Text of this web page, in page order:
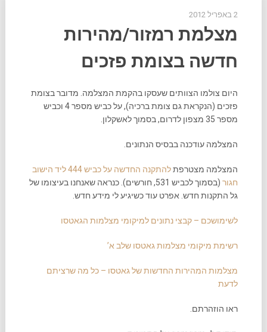
2 באפריל 2012
מצלמת רמזור/מהירות
חדשה בצומת פזכים
היום צולמו הצוותים שעסקו בהקמת המצלמה. מדובר בצומת
פזכים (הנקראת גם צומת ברכיה), על כביש מספר 4 וכביש
מספר 35 מצפון לדרום, בסמוך לאשקלון.
המצלמה עודכנה בבסיס הנתונים.
המצלמה מצטרפת
להתקנה החדשה על כביש 444 ליד הישוב
חגור
(בסמוך לכביש 531, חורשים). כנראה שאנחנו בעיצומו של
גל התקנות חדש. אפרט עוד כשיגיע לי מידע חדש.
לשימושכם – קבצי נתונים למיקומי מצלמות הגאטסו
רשימת מיקומי מצלמות גאטסו שלב א’
מצלמות המהירות החדשות של גאטסו – כל מה שרציתם
לדעת
ראו הוזהרתם.